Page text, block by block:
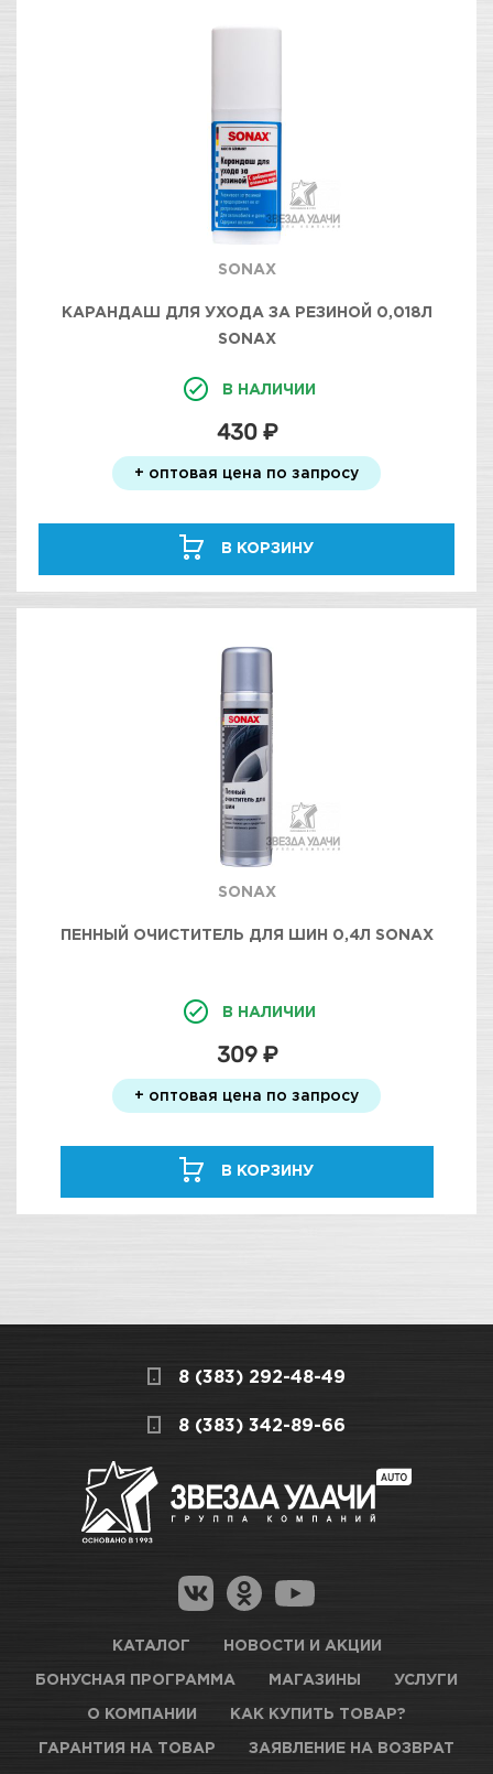
SONAX
КАРАНДАШ ДЛЯ УХОДА ЗА РЕЗИНОЙ 0,018Л
SONAX
В НАЛИЧИИ
430 ₽
+ оптовая цена по запросу
В КОРЗИНУ
SONAX
ПЕННЫЙ ОЧИСТИТЕЛЬ ДЛЯ ШИН 0,4Л SONAX
В НАЛИЧИИ
309 ₽
+ оптовая цена по запросу
В КОРЗИНУ
8 (383) 292-48-49
8 (383) 342-89-66
КАТАЛОГ НОВОСТИ И АКЦИИ
БОНУСНАЯ ПРОГРАММА МАГАЗИНЫ УСЛУГИ
О КОМПАНИИ КАК КУПИТЬ ТОВАР?
ГАРАНТИЯ НА ТОВАР ЗАЯВЛЕНИЕ НА ВОЗВРАТ